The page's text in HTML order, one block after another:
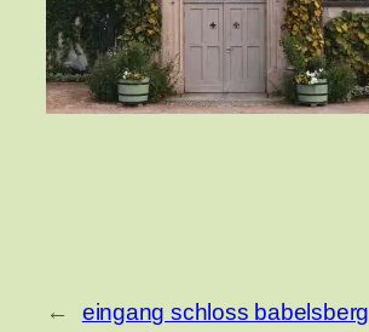
← eingang schloss babelsberg